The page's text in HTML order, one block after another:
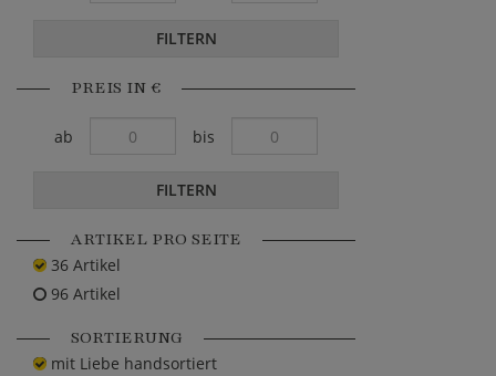
FILTERN
PREIS IN €
ab bis
FILTERN
ARTIKEL PRO SEITE
36 Artikel
96 Artikel
SORTIERUNG
mit Liebe handsortiert